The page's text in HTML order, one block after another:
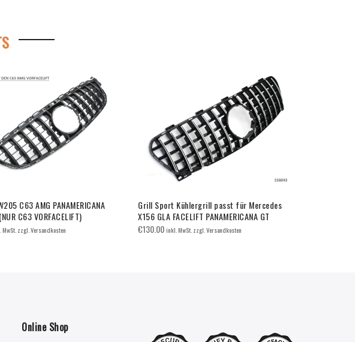
C63 AMG PANAMERICANA
C63 VORFACELIFT)
zzgl. Versandkosten
Grill Sport Kühlergrill passt für Mercedes
X156 GLA FACELIFT PANAMERICANA GT
€130.00inkl. MwSt. zzgl. Versandkosten
Online Shop